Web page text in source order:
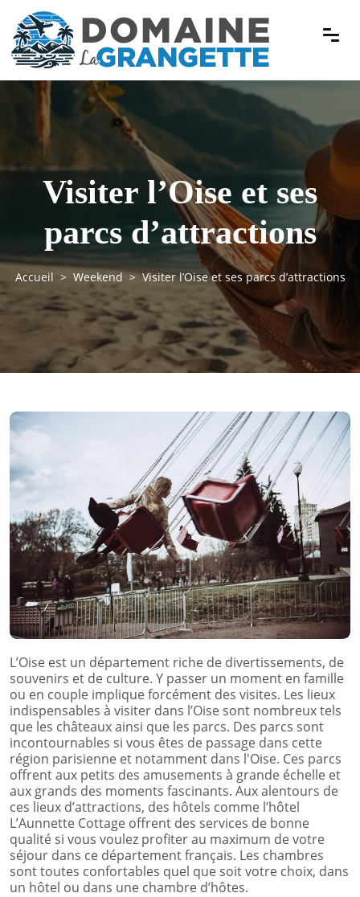
Visiter l’Oise et ses
parcs d’attractions
Accueil Weekend Visiter l’Oise et ses parcs d’attractions
L’Oise est un département riche de divertissements, de
souvenirs et de culture. Y passer un moment en famille
ou en couple implique forcément des visites. Les lieux
indispensables à visiter dans l’Oise sont nombreux tels
que les châteaux ainsi que les parcs. Des parcs sont
incontournables si vous êtes de passage dans cette
région parisienne et notamment dans l'Oise. Ces parcs
offrent aux petits des amusements à grande échelle et
aux grands des moments fascinants. Aux alentours de
ces lieux d’attractions, des hôtels comme l’hôtel
L’Aunnette Cottage offrent des services de bonne
qualité si vous voulez profiter au maximum de votre
séjour dans ce département français. Les chambres
sont toutes confortables quel que soit votre choix, dans
un hôtel ou dans une chambre d’hôtes.